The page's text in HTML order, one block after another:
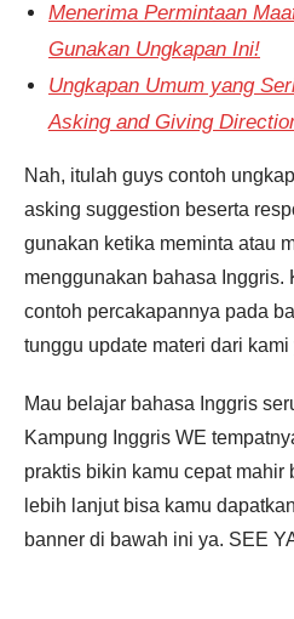
Menerima Permintaan
Gunakan Ungkapan Ini!
Ungkapan Umum yang
Asking and Giving
Nah, itulah guys contoh
asking suggestion beserta
gunakan ketika meminta atau
menggunakan bahasa Inggris.
contoh percakapannya pada
tunggu update materi dari kami
Mau belajar bahasa Inggris
Kampung Inggris WE
praktis bikin kamu cepat mahir
lebih lanjut bisa kamu
banner di bawah ini ya. SEE